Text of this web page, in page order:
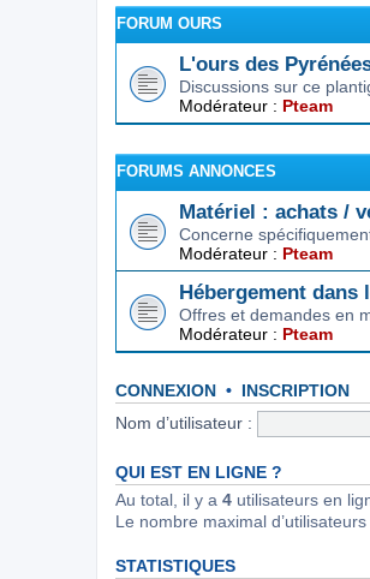
FORUM OURS
L'ours des
Discussions sur ce
Modérateur : Pteam
FORUMS ANNONCES
Matériel : achats /
Concerne
Modérateur : Pteam
Hébergement dans
Offres et demandes en
Modérateur : Pteam
CONNEXION • INSCRIPTION
Nom d’utilisateur :
QUI EST EN LIGNE ?
Au total, il y a 4 utilisateurs en
Le nombre maximal
STATISTIQUES